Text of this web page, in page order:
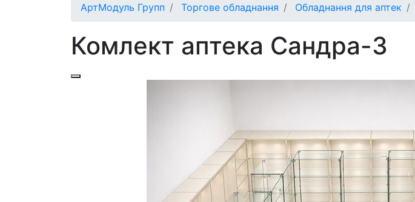
АртМодуль Групп
Торгове обладнання Обладнання для аптек
Комлект аптека Сандра-3